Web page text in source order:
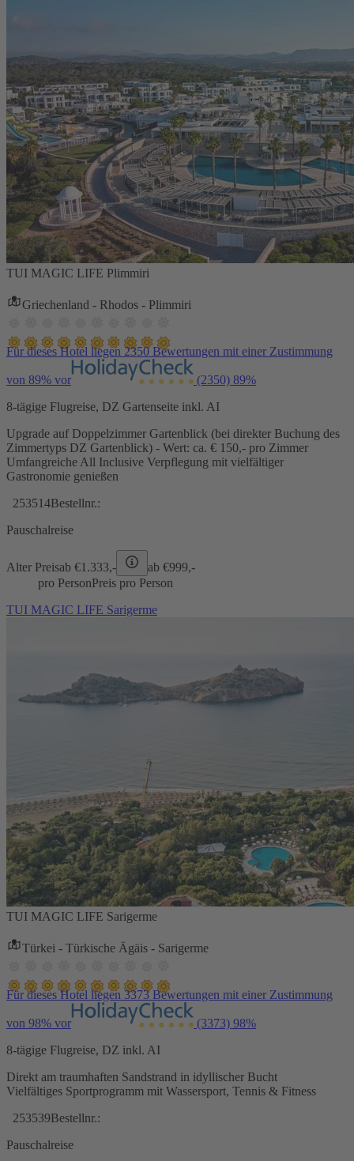
TUI MAGIC LIFE Plimmiri
Griechenland - Rhodos - Plimmiri
Für dieses Hotel liegen 2350 Bewertungen mit einer Zustimmung
von 89% vor (2350) 89%
8-tägige Flugreise, DZ Gartenseite inkl. AI
Upgrade auf Doppelzimmer Gartenblick (bei direkter Buchung des
Zimmertyps DZ Gartenblick) - Wert: ca. € 150,- pro Zimmer
Umfangreiche All Inclusive Verpflegung mit vielfältiger
Gastronomie genießen
253514Bestellnr.:
Pauschalreise
Alter Preisab €1.333,- ab €999,-
pro PersonPreis pro Person
TUI MAGIC LIFE Sarigerme
TUI MAGIC LIFE Sarigerme
Türkei - Türkische Ägäis - Sarigerme
Für dieses Hotel liegen 3373 Bewertungen mit einer Zustimmung
von 98% vor (3373) 98%
8-tägige Flugreise, DZ inkl. AI
Direkt am traumhaften Sandstrand in idyllischer Bucht
Vielfältiges Sportprogramm mit Wassersport, Tennis & Fitness
253539Bestellnr.:
Pauschalreise